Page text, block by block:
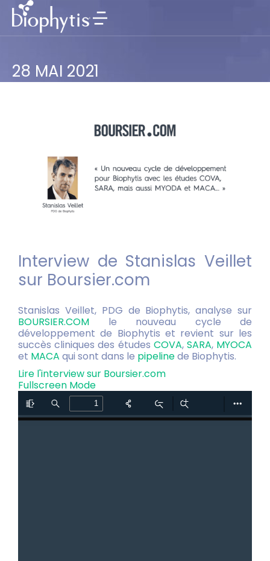
28 MAI 2021
Interview de Stanislas Veillet
sur Boursier.com
Stanislas Veillet, PDG de Biophytis, analyse sur
BOURSIER.COM le nouveau cycle de
développement de Biophytis et revient sur les
succès cliniques des études COVA, SARA, MYOCA
et MACA qui sont dans le pipelinede Biophytis.
Lire l'interview sur Boursier.com
Fullscreen Mode